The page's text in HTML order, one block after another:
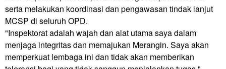
serta melakukan koordinasi dan pengawasan tindak lanjut
MCSP di seluruh OPD.
"Inspektorat adalah wajah dan alat utama saya dalam
menjaga integritas dan memajukan Merangin. Saya akan
memperkuat lembaga ini dan tidak akan memberikan